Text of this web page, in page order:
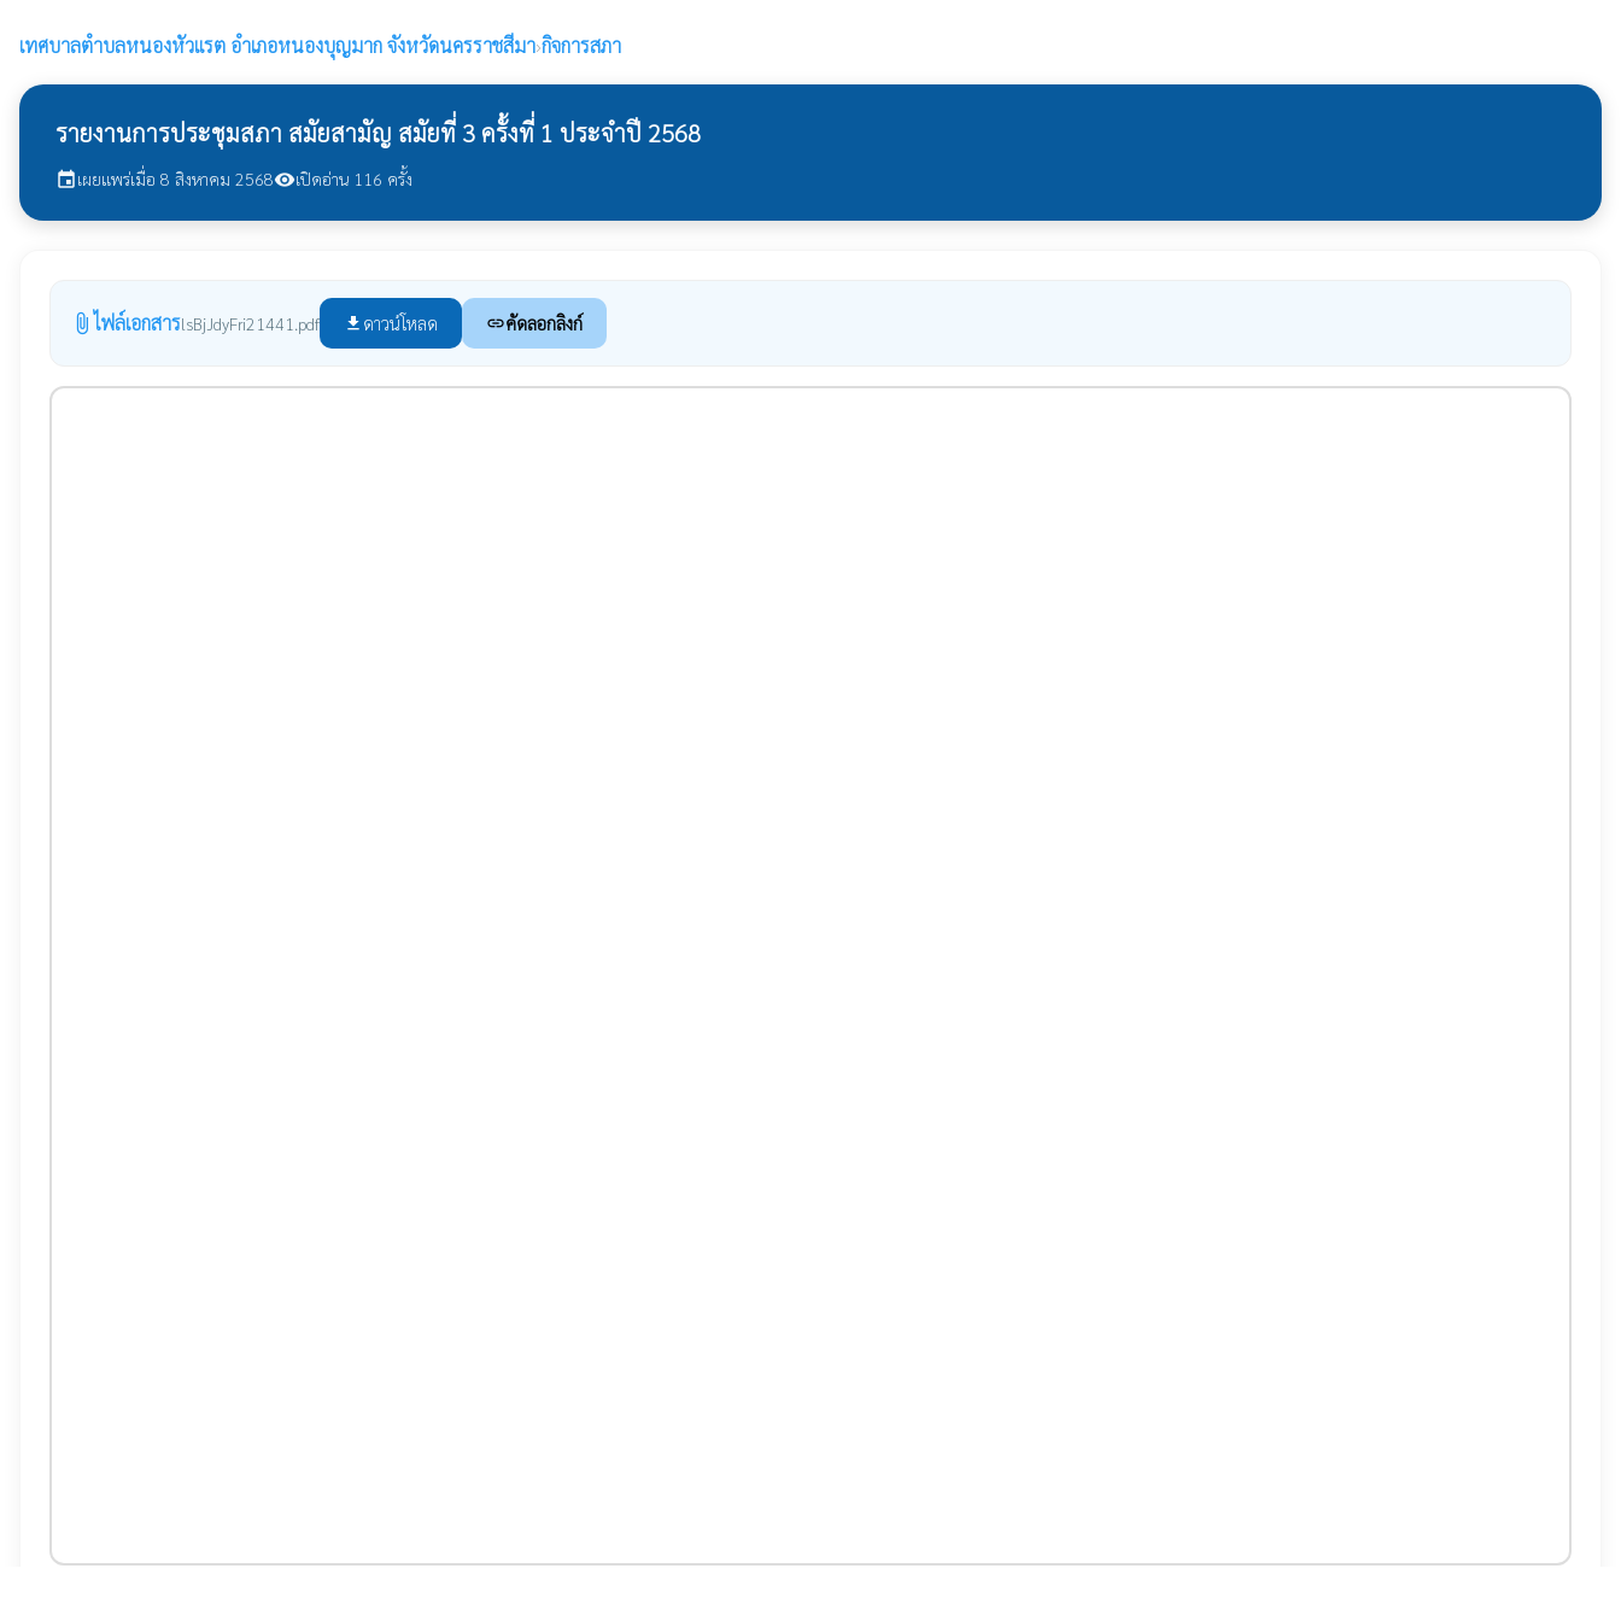
เทศบาลตำบลหนองหัวแรต อำเภอหนองบุญมาก จังหวัดนครราชสีมา›กิจการสภา
รายงานการประชุมสภา สมัยสามัญ สมัยที่ 3 ครั้งที่ 1 ประจำปี 2568
eventเผยแพร่เมื่อ 8 สิงหาคม 2568visibilityเปิดอ่าน 116 ครั้ง
attach_file ไฟล์เอกสารlsBjJdyFri21441.pdf file_download ดาวน์โหลด linkคัดลอกลิงก์